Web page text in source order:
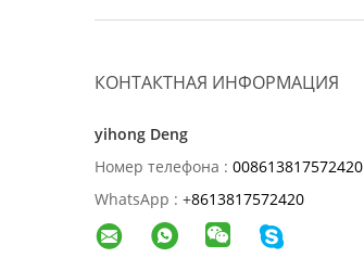
КОНТАКТНАЯ ИНФОРМАЦИЯ
yihong Deng
Номер телефона : 008613817572420
WhatsApp : +8613817572420